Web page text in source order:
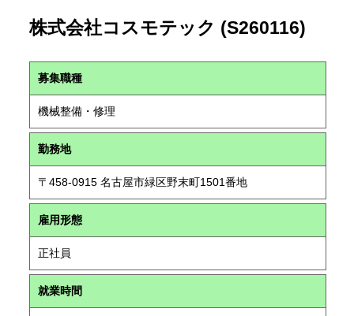
株式会社コスモテック (S260116)
募集職種
機械整備・修理
勤務地
〒458-0915 名古屋市緑区野末町1501番地
雇用形態
正社員
就業時間